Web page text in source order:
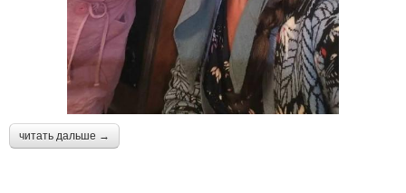
читать дальше →